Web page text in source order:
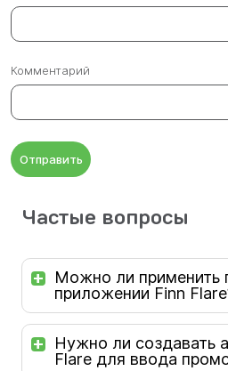
Комментарий
Отправить
Частые вопросы
Можно ли применить
приложении Finn
Нужно ли создавать
Flare для ввода